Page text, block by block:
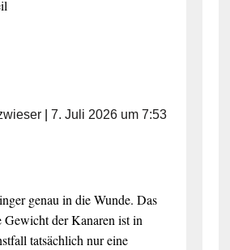
| 7. Juli 2026 um 7:53
genau in die Wunde. Das
Gewicht der Kanaren ist in
tatsächlich nur eine